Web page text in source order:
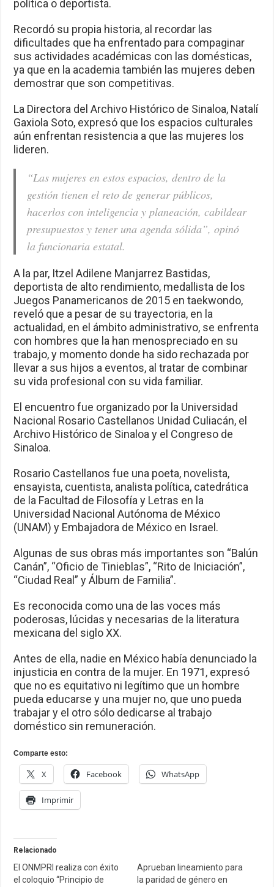
política o deportista.
Recordó su propia historia, al recordar las
dificultades que ha enfrentado para compaginar
sus actividades académicas con las domésticas,
ya que en la academia también las mujeres deben
demostrar que son competitivas.
La Directora del Archivo Histórico de Sinaloa, Natalí
Gaxiola Soto, expresó que los espacios culturales
aún enfrentan resistencia a que las mujeres los
lideren.
“Las mujeres en estos espacios, dentro de la
gestión tienen el reto de generar públicos,
hacerlos con inteligencia y planeación, cabildear
presupuestos y tener una agenda sólida”, opinó
la funcionaria estatal.
A la par, Itzel Adilene Manjarrez Bastidas,
deportista de alto rendimiento, medallista de los
Juegos Panamericanos de 2015 en taekwondo,
reveló que a pesar de su trayectoria, en la
actualidad, en el ámbito administrativo, se enfrenta
con hombres que la han menospreciado en su
trabajo, y momento donde ha sido rechazada por
llevar a sus hijos a eventos, al tratar de combinar
su vida profesional con su vida familiar.
El encuentro fue organizado por la Universidad
Nacional Rosario Castellanos Unidad Culiacán, el
Archivo Histórico de Sinaloa y el Congreso de
Sinaloa.
Rosario Castellanos fue una poeta, novelista,
ensayista, cuentista, analista política, catedrática
de la Facultad de Filosofía y Letras en la
Universidad Nacional Autónoma de México
(UNAM) y Embajadora de México en Israel.
Algunas de sus obras más importantes son “Balún
Canán”, “Oficio de Tinieblas”, “Rito de Iniciación”,
“Ciudad Real” y Álbum de Familia”.
Es reconocida como una de las voces más
poderosas, lúcidas y necesarias de la literatura
mexicana del siglo XX.
Antes de ella, nadie en México había denunciado la
injusticia en contra de la mujer. En 1971, expresó
que no es equitativo ni legítimo que un hombre
pueda educarse y una mujer no, que uno pueda
trabajar y el otro sólo dedicarse al trabajo
doméstico sin remuneración.
Comparte esto:
X Facebook WhatsApp
Imprimir
Relacionado
El ONMPRI realiza con éxito
el coloquio “Principio de
Aprueban lineamiento para
la paridad de género en